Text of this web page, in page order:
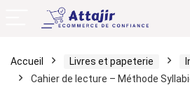
Accueil Livres et papeterie
Cahier de lecture – Méthode